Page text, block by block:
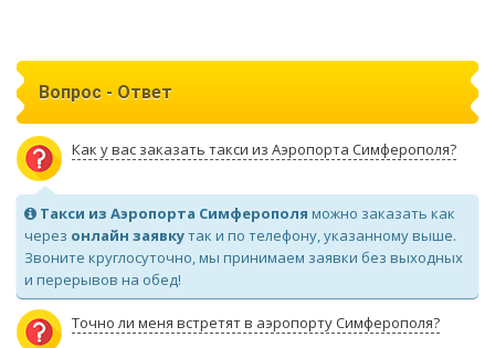
Вопрос - Ответ
Как у вас заказать такси из Аэропорта Симферополя?
Такси из Аэропорта Симферополя можно заказать как
через онлайн заявкутак и по телефону, указанному выше.
Звоните круглосуточно, мы принимаем заявки без выходных
и перерывов на обед!
Точно ли меня встретят в аэропорту Симферополя?